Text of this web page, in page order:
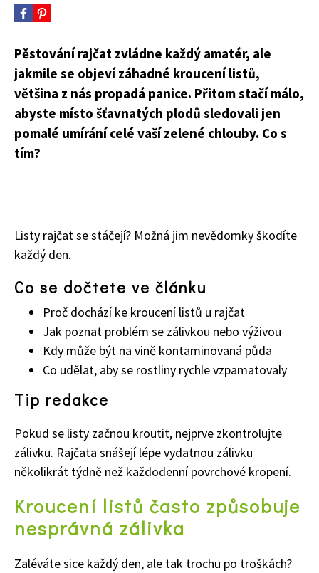
Pěstování rajčat zvládne každý amatér, ale
jakmile se objeví záhadné kroucení listů,
většina z nás propadá panice. Přitom stačí málo,
abyste místo šťavnatých plodů sledovali jen
pomalé umírání celé vaší zelené chlouby. Co s
tím?
Listy rajčat se stáčejí? Možná jim nevědomky škodíte
každý den.
Co se dočtete ve článku
Proč dochází ke kroucení listů u rajčat
Jak poznat problém se zálivkou nebo výživou
Kdy může být na vině kontaminovaná půda
Co udělat, aby se rostliny rychle vzpamatovaly
Tip redakce
Pokud se listy začnou kroutit, nejprve zkontrolujte
zálivku. Rajčata snášejí lépe vydatnou zálivku
několikrát týdně než každodenní povrchové kropení.
Kroucení listů často způsobuje
nesprávná zálivka
Zaléváte sice každý den, ale tak trochu po troškách?